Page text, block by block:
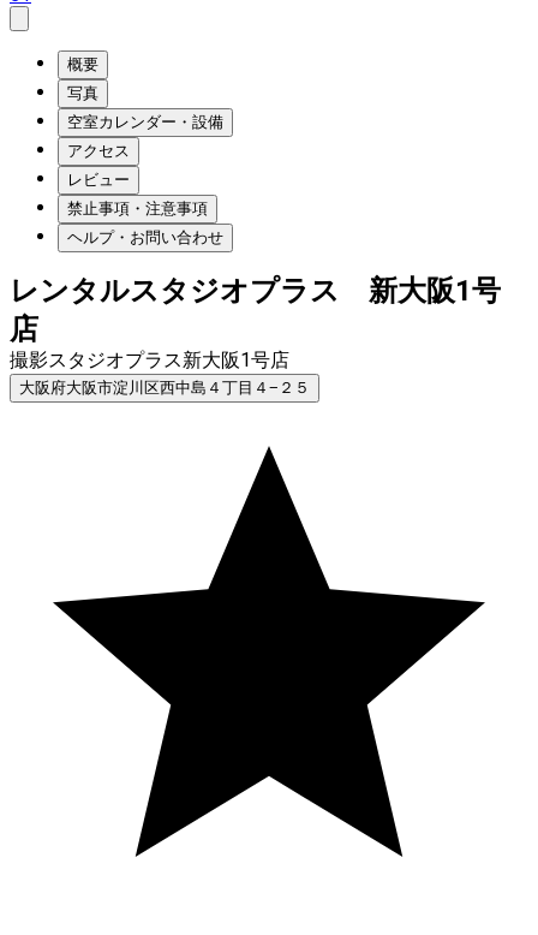
概要
写真
空室カレンダー・設備
アクセス
レビュー
禁止事項・注意事項
ヘルプ・お問い合わせ
レンタルスタジオプラス 新大阪1号
店
撮影スタジオプラス新大阪1号店
大阪府大阪市淀川区西中島４丁目４−２５